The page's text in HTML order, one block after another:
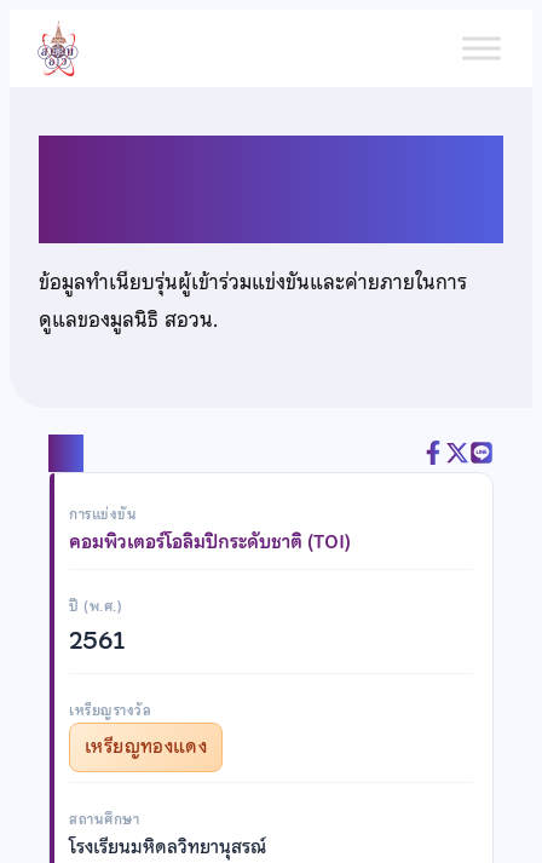
เนื้อหา
ข้อมูลทำเนียบรุ่นผู้เข้าร่วมแข่งขันและค่ายภายในการ
ดูแลของมูลนิธิ สอวน.
การแข่งขัน
คอมพิวเตอร์โอลิมปิกระดับชาติ (TOI)
ปี (พ.ศ.)
2561
เหรียญรางวัล
เหรียญทองแดง
สถานศึกษา
โรงเรียนมหิดลวิทยานุสรณ์